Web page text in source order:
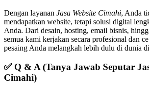
Dengan layanan Jasa Website Cimahi, Anda
mendapatkan website, tetapi solusi digital
Anda. Dari desain, hosting, email bisnis,
semua kami kerjakan secara profesional dan
pesaing Anda melangkah lebih dulu di dunia
✅ Q & A (Tanya Jawab Seputar
Cimahi)